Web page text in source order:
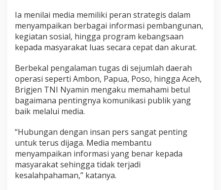
i
k
a
s
i
e
n
g
a
n
P
r
Ia menilai media memiliki peran strategis dalam
menyampaikan berbagai informasi pembangunan,
kegiatan sosial, hingga program kebangsaan
kepada masyarakat luas secara cepat dan akurat.
Berbekal pengalaman tugas di sejumlah daerah
operasi seperti Ambon, Papua, Poso, hingga Aceh,
Brigjen TNI Nyamin mengaku memahami betul
bagaimana pentingnya komunikasi publik yang
baik melalui media.
“Hubungan dengan insan pers sangat penting
untuk terus dijaga. Media membantu
menyampaikan informasi yang benar kepada
masyarakat sehingga tidak terjadi
kesalahpahaman,” katanya.